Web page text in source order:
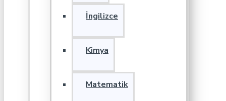
İngilizce
Kimya
Matematik